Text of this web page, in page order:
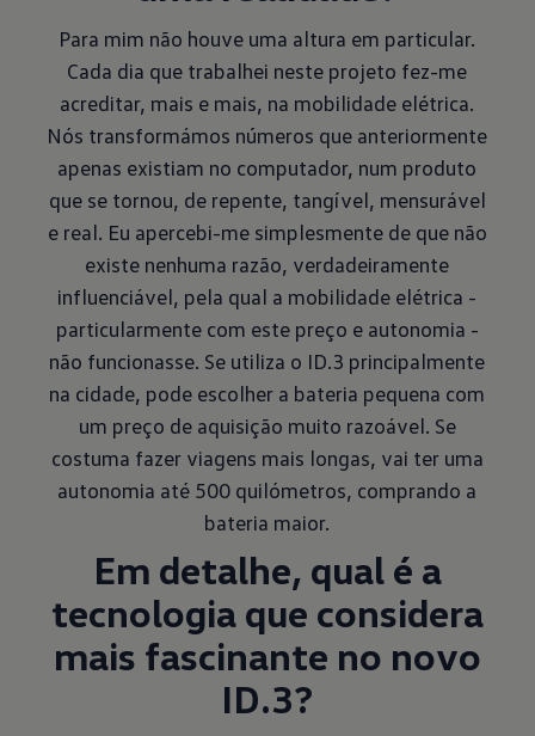
Para mim não houve uma altura em particular.
Cada dia que trabalhei neste projeto fez-me
acreditar, mais e mais, na mobilidade elétrica.
Nós transformámos números que anteriormente
apenas existiam no computador, num produto
que se tornou, de repente, tangível, mensurável
e real. Eu apercebi-me simplesmente de que não
existe nenhuma razão, verdadeiramente
influenciável, pela qual a mobilidade elétrica -
particularmente com este preço e autonomia -
não funcionasse. Se utiliza o ID.3 principalmente
na cidade, pode escolher a bateria pequena com
um preço de aquisição muito razoável. Se
costuma fazer viagens mais longas, vai ter uma
autonomia até 500 quilómetros, comprando a
bateria maior.
Em detalhe, qual é a
tecnologia que considera
mais fascinante no novo
ID.3?